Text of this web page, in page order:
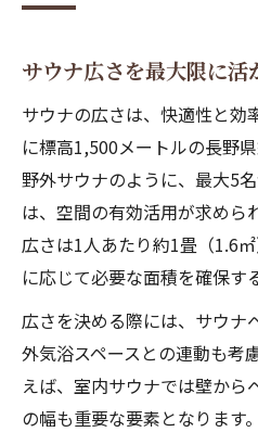
サウナ広さを最大限に活
サウナの広さは、快適性と効
に標高1,500メートルの長野
野外サウナのように、最大5
は、空間の有効活用が求めら
広さは1人あたり約1畳（1.6
に応じて必要な面積を確保す
広さを決める際には、サウナ
外気浴スペースとの連動も考
えば、室内サウナでは壁から
の幅も重要な要素となります